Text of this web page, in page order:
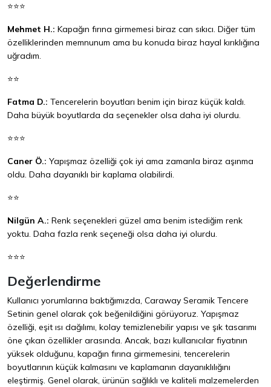
⭐⭐⭐
Mehmet H.: Kapağın fırına girmemesi biraz can sıkıcı. Diğer tüm
özelliklerinden memnunum ama bu konuda biraz hayal kırıklığına
uğradım.
⭐⭐
Fatma D.: Tencerelerin boyutları benim için biraz küçük kaldı.
Daha büyük boyutlarda da seçenekler olsa daha iyi olurdu.
⭐⭐⭐
Caner Ö.: Yapışmaz özelliği çok iyi ama zamanla biraz aşınma
oldu. Daha dayanıklı bir kaplama olabilirdi.
⭐⭐
Nilgün A.: Renk seçenekleri güzel ama benim istediğim renk
yoktu. Daha fazla renk seçeneği olsa daha iyi olurdu.
⭐⭐⭐
Değerlendirme
Kullanıcı yorumlarına baktığımızda, Caraway Seramik Tencere
Setinin genel olarak çok beğenildiğini görüyoruz. Yapışmaz
özelliği, eşit ısı dağılımı, kolay temizlenebilir yapısı ve şık tasarımı
öne çıkan özellikler arasında. Ancak, bazı kullanıcılar fiyatının
yüksek olduğunu, kapağın fırına girmemesini, tencerelerin
boyutlarının küçük kalmasını ve kaplamanın dayanıklılığını
eleştirmiş. Genel olarak, ürünün sağlıklı ve kaliteli malzemelerden